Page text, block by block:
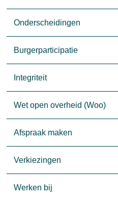
Onderscheidingen
Burgerparticipatie
Integriteit
Wet open overheid (Woo)
Afspraak maken
Verkiezingen
Werken bij